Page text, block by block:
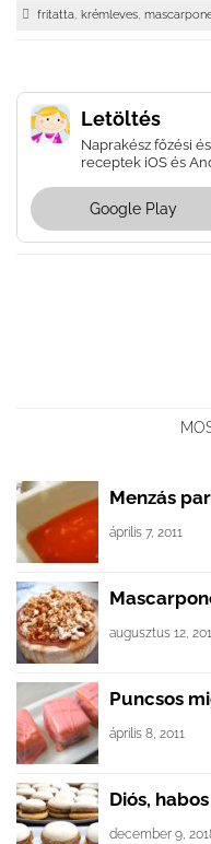
fritatta, krémleves,
Letöltés
Naprakész főzési
receptek iOS és
Google Play
Menzás
április 7, 2011
augusztus 12,
Puncsos
április 8, 2011
Diós,
december 9,